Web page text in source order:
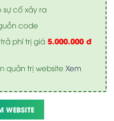
sự cố xảy ra
code
phí trị giá 5.000.000 đ
quản trị website Xem
WEBSITE